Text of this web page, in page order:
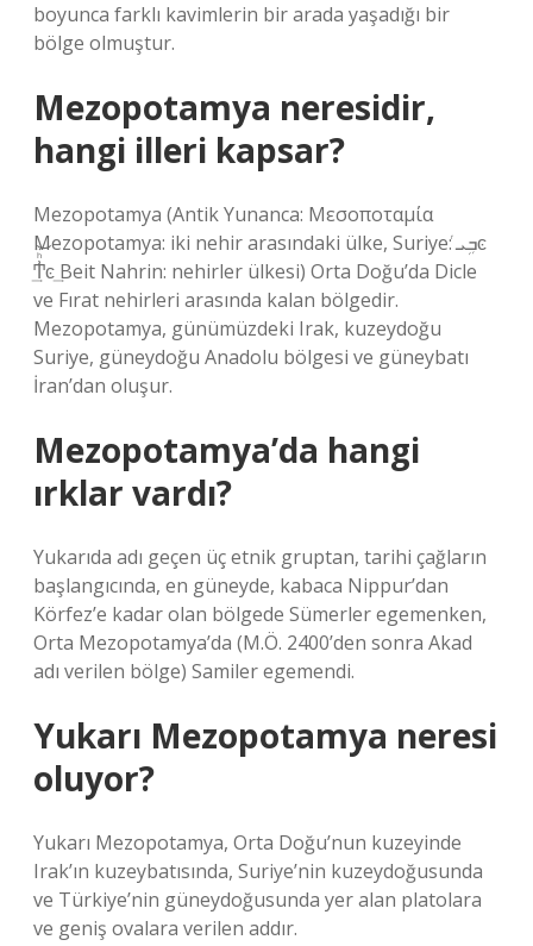
boyunca farklı kavimlerin bir arada yaşadığı bir
bölge olmuştur.
Mezopotamya neresidir,
hangi illeri kapsar?
Mezopotamya (Antik Yunanca: Μεσοποταμία
Mezopotamya: iki nehir arasındaki ülke, Suriye: ܒܹܝͬͼ
͢Ͳ͗ͪ̈͝ͼ͢ Beit Nahrin: nehirler ülkesi) Orta Doğu’da Dicle
ve Fırat nehirleri arasında kalan bölgedir.
Mezopotamya, günümüzdeki Irak, kuzeydoğu
Suriye, güneydoğu Anadolu bölgesi ve güneybatı
İran’dan oluşur.
Mezopotamya’da hangi
ırklar vardı?
Yukarıda adı geçen üç etnik gruptan, tarihi çağların
başlangıcında, en güneyde, kabaca Nippur’dan
Körfez’e kadar olan bölgede Sümerler egemenken,
Orta Mezopotamya’da (M.Ö. 2400’den sonra Akad
adı verilen bölge) Samiler egemendi.
Yukarı Mezopotamya neresi
oluyor?
Yukarı Mezopotamya, Orta Doğu’nun kuzeyinde
Irak’ın kuzeybatısında, Suriye’nin kuzeydoğusunda
ve Türkiye’nin güneydoğusunda yer alan platolara
ve geniş ovalara verilen addır.